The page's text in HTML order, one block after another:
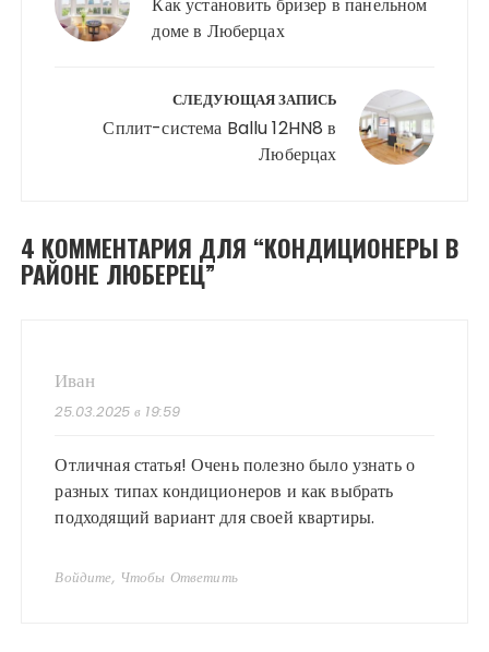
записям
Как установить бризер в панельном
доме в Люберцах
СЛЕДУЮЩАЯ ЗАПИСЬ
Сплит-система Ballu 12HN8 в
Люберцах
4 КОММЕНТАРИЯ ДЛЯ “КОНДИЦИОНЕРЫ В
РАЙОНЕ ЛЮБЕРЕЦ”
Иван
25.03.2025 в 19:59
Отличная статья! Очень полезно было узнать о
разных типах кондиционеров и как выбрать
подходящий вариант для своей квартиры.
Войдите, Чтобы Ответить